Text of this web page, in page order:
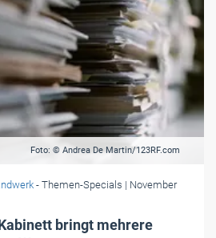
Foto: © Andrea De Martin/123RF.com
- Themen-Specials | November
bringt mehrere